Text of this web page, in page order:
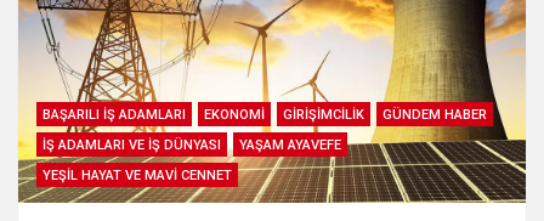
BAŞARILI İŞ ADAMLARI EKONOMİ GİRİŞİMCİLİK
GÜNDEM HABER
İŞ ADAMLARI VE İŞ DÜNYASI
YAŞAM AYAVEFE
YEŞİL HAYAT VE MAVİ CENNET